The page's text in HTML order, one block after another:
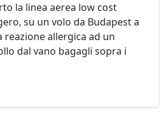
la linea aerea low cost
su un volo da Budapest a
reazione allergica ad un
dal vano bagagli sopra i